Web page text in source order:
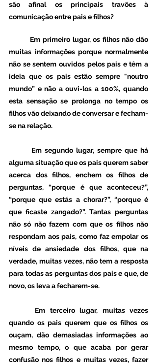
são afinal os principais travões à
comunicação entre pais e filhos?
muitas informações porque normalmente
não se sentem ouvidos pelos pais e têm a
ideia que os pais estão sempre "noutro
mundo” e não a ouvi-los a 100%, quando
esta sensação se prolonga no tempo os
filhos vão deixando de conversar e fecham-
se na relação.
alguma situação que os pais querem saber
acerca dos filhos, enchem os filhos de
perguntas, “porque é que aconteceu?”,
“porque que estás a chorar?”, “porque é
que ficaste zangado?”. Tantas perguntas
não só não fazem com que os filhos não
respondam aos pais, como faz empolar os
níveis de ansiedade dos filhos, que na
verdade, muitas vezes, não tem a resposta
para todas as perguntas dos pais e que, de
novo, os leva a fecharem-se.
quando os pais querem que os filhos os
ouçam, dão demasiadas informações ao
mesmo tempo, o que acaba por gerar
confusão nos filhos e muitas vezes, fazer